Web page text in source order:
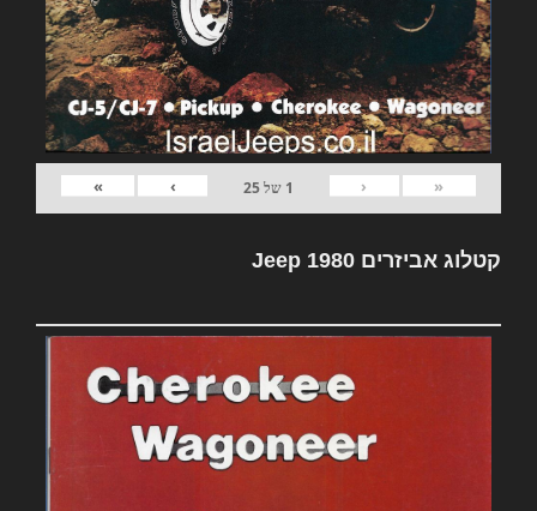
«
‹
1 של25
›
»
קטלוג אביזרים Jeep 1980